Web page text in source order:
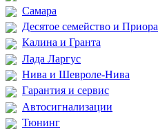
Самара
Десятое семейство и Приора
Калина и Гранта
Лада Ларгус
Нива и Шевроле-Нива
Гарантия и сервис
Автосигнализации
Тюнинг